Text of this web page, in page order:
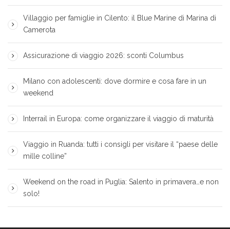
Villaggio per famiglie in Cilento: il Blue Marine di Marina di
Camerota
Assicurazione di viaggio 2026: sconti Columbus
Milano con adolescenti: dove dormire e cosa fare in un
weekend
Interrail in Europa: come organizzare il viaggio di maturità
Viaggio in Ruanda: tutti i consigli per visitare il “paese delle
mille colline”
Weekend on the road in Puglia: Salento in primavera…e non
solo!